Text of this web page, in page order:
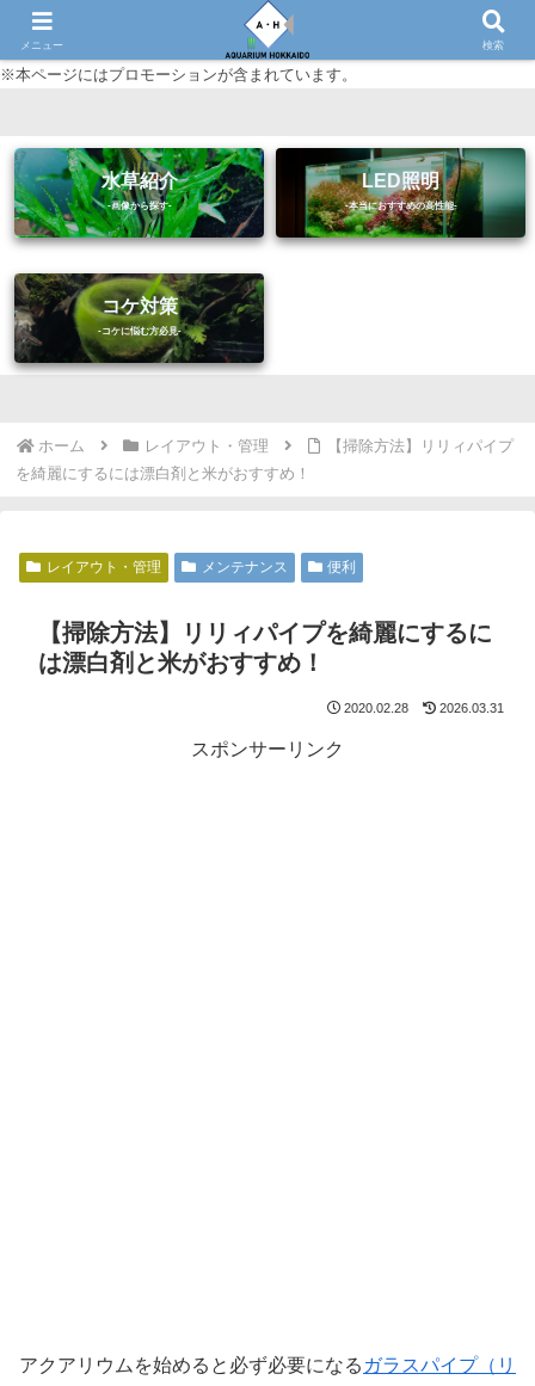
初心者に優しいアクアリウム（熱帯魚・水草等）情報サイト
※本ページにはプロモーションが含まれています。
水草紹介 LED照明
コケ対策
ホーム レイアウト・管理
【掃除方法】リリィパイプ
を綺麗にするには漂白剤と米がおすすめ！
レイアウト・管理 メンテナンス 便利
【掃除方法】リリィパイプを綺麗にするに
は漂白剤と米がおすすめ！
2020.02.28 2026.03.31
スポンサーリンク
アクアリウムを始めると必ず必要になる ガラスパイプ（リ
メニュー 検索